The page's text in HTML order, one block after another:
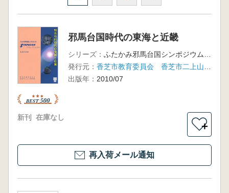
邪馬台国時代の東海と近畿
シリーズ：
発行元：
出版年： 2010/07
新刊 在庫なし
＋
再入荷メール通知